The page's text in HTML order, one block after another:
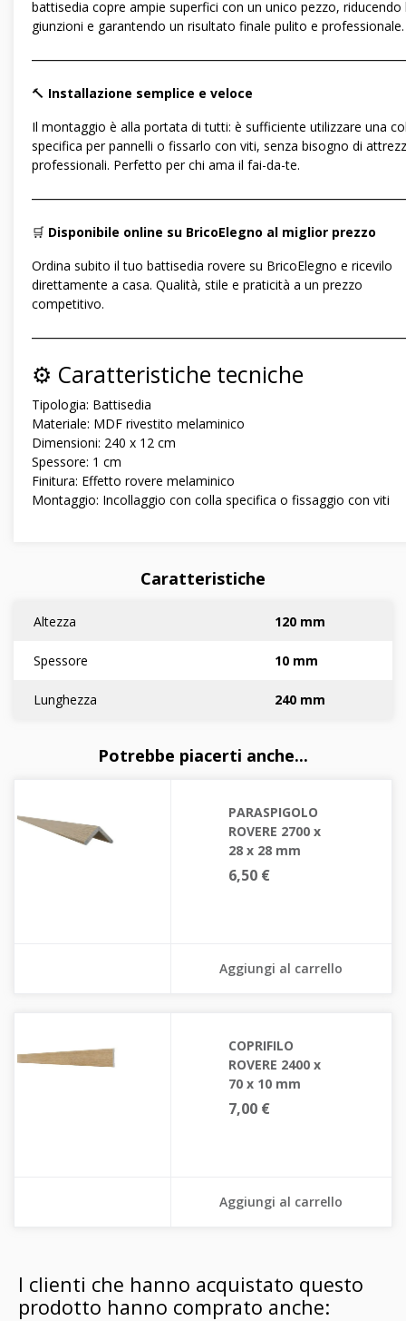
battisedia copre ampie superfici con un unico pezzo, riducendo
giunzioni e garantendo un risultato finale pulito e professionale.
🔨 Installazione semplice e veloce
Il montaggio è alla portata di tutti: è sufficiente utilizzare una
specifica per pannelli o fissarlo con viti, senza bisogno di
professionali. Perfetto per chi ama il fai-da-te.
🛒 Disponibile online su BricoElegno al miglior prezzo
Ordina subito il tuo battisedia rovere su BricoElegno e ricevilo
direttamente a casa. Qualità, stile e praticità a un prezzo
competitivo.
⚙️ Caratteristiche tecniche
Tipologia: Battisedia
Materiale: MDF rivestito melaminico
Dimensioni: 240 x 12 cm
Spessore: 1 cm
Finitura: Effetto rovere melaminico
Montaggio: Incollaggio con colla specifica o fissaggio con viti
Caratteristiche
Altezza 120 mm
Spessore 10 mm
Lunghezza 240 mm
Potrebbe piacerti anche...
PARASPIGOLO
ROVERE 2700 x
28 x 28 mm
6,50 €
Aggiungi al carrello
COPRIFILO
ROVERE 2400 x
70 x 10 mm
7,00 €
Aggiungi al carrello
I clienti che hanno acquistato questo
prodotto hanno comprato anche: